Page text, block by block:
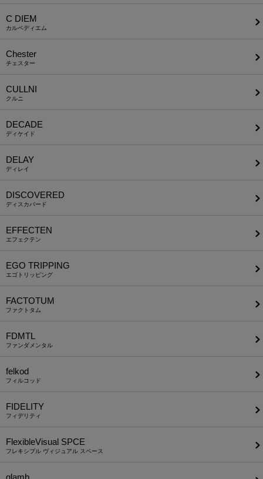
C DIEM
カルペディエム
Chester
チェスター
CULLNI
クルニ
DECADE
ディケイド
DELAY
ディレイ
DISCOVERED
ディスカバード
EFFECTEN
エフェクテン
EGO TRIPPING
エゴトリッピング
FACTOTUM
ファクトタム
FDMTL
ファンダメンタル
felkod
フィルコッド
FIDELITY
フィデリティ
FlexibleVisual SPCE
フレキシブル ヴィジュアル スペース
glamb